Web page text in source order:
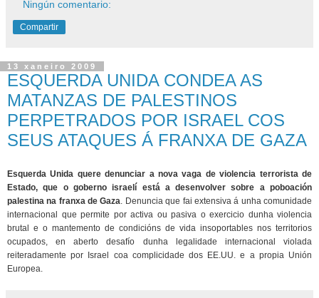
Ningún comentario:
Compartir
13 xaneiro 2009
ESQUERDA UNIDA CONDEA AS
MATANZAS DE PALESTINOS
PERPETRADOS POR ISRAEL COS
SEUS ATAQUES Á FRANXA DE GAZA
Esquerda Unida quere denunciar a nova vaga de violencia terrorista de
Estado, que o goberno israelí está a desenvolver sobre a poboación
palestina na franxa de Gaza
. Denuncia que fai extensiva á unha comunidade
internacional que permite por activa ou pasiva o exercicio dunha violencia
brutal e o mantemento de condicións de vida insoportables nos territorios
ocupados, en aberto desafío dunha legalidade internacional violada
reiteradamente por Israel coa complicidade dos EE.UU. e a propia Unión
Europea.